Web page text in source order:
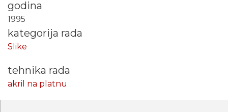
godina
1995
kategorija rada
Slike
tehnika rada
akril na platnu